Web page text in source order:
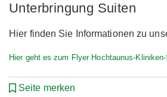
Unterbringung Suiten
Hier finden Sie Informationen zu
Hier geht es zum Flyer Hochtaunus-
Seite merken